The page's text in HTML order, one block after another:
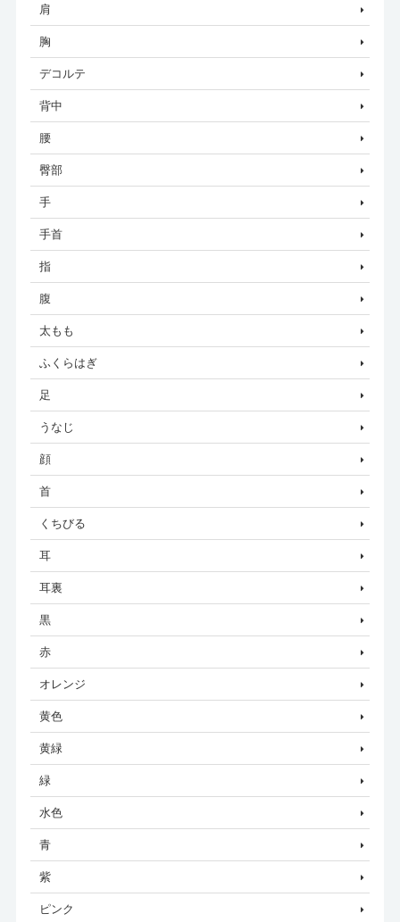
肩
胸
デコルテ
背中
腰
臀部
手
手首
指
腹
太もも
ふくらはぎ
足
うなじ
顔
首
くちびる
耳
耳裏
黒
赤
オレンジ
黄色
黄緑
緑
水色
青
紫
ピンク